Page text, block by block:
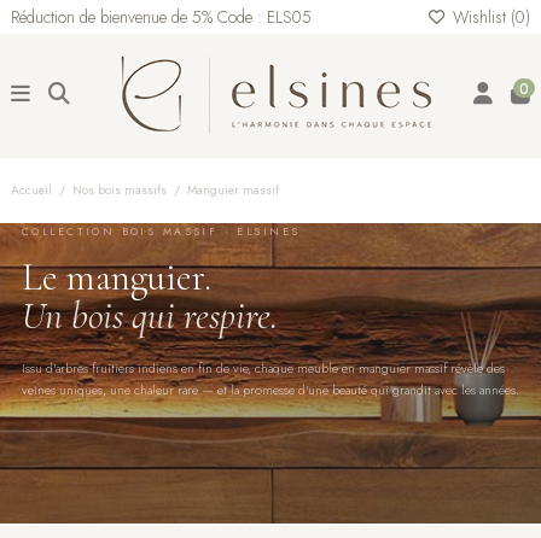
Réduction de bienvenue de 5% Code : ELS05 Wishlist (0)
0
Accueil Nos bois massifs Manguier massif
COLLECTION BOIS MASSIF · ELSINES
Le manguier.
Un bois qui respire.
Issu d'arbres fruitiers indiens en fin de vie, chaque meuble en manguier massif révèle des
veines uniques, une chaleur rare — et la promesse d'une beauté qui grandit avec les années.